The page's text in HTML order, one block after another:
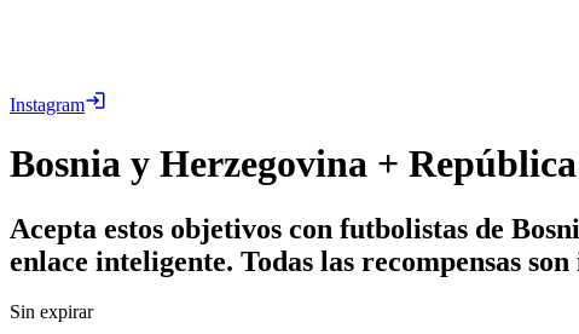
Instagram
Bosnia y Herzegovina +
Acepta estos objetivos con futbolistas de
enlace inteligente. Todas las recompensas
Sin expirar